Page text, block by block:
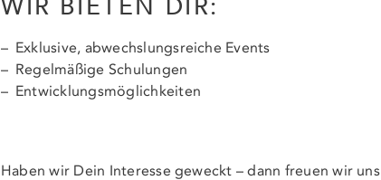
WIR BIETEN DIR:
Exklusive, abwechslungsreiche Events
Regelmäßige Schulungen
Entwicklungsmöglichkeiten
Haben wir Dein Interesse geweckt – dann freuen wir